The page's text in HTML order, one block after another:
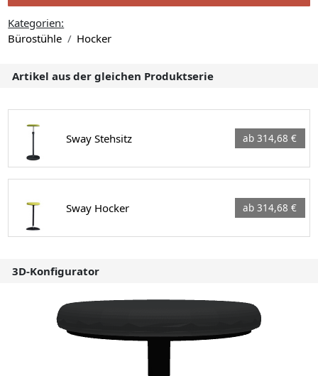
Kategorien:
Bürostühle
Hocker
Artikel aus der gleichen Produktserie
Sway Stehsitz ab 314,68 €
Sway Hocker ab 314,68 €
3D-Konfigurator